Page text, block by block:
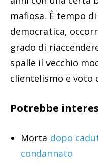
mafiosa. È tempo
democratica,
grado di
spalle il vecchio
clientelismo e voto
Potrebbe
Morta dopo
condannato